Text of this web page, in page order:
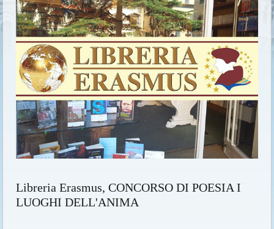
Libreria Erasmus, CONCORSO DI POESIA I
LUOGHI DELL'ANIMA